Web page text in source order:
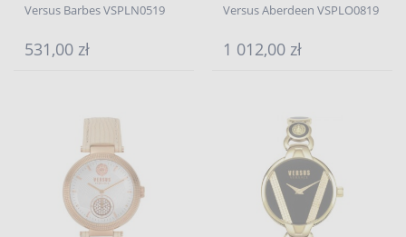
Versus Barbes VSPLN0519
531,00 zł
Versus Aberdeen VSPLO0819
1 012,00 zł